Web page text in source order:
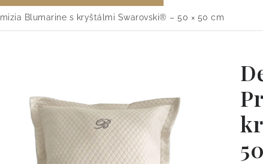
Blumarine s kryštálmi Swarovski® – 50 × 50 cm